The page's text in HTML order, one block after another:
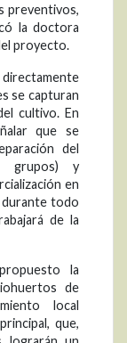
preventivos,
la doctora
proyecto.
se capturan
cultivo. En
que se
del
grupos) y
en
durante todo
de la
la
de
local
que,